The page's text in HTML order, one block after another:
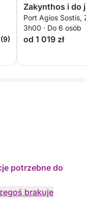
Zakynthos i do
Port Agios Sostis,
3h00 · Do 6 osób
od 1 019 zł
potrzebne do
brakuje